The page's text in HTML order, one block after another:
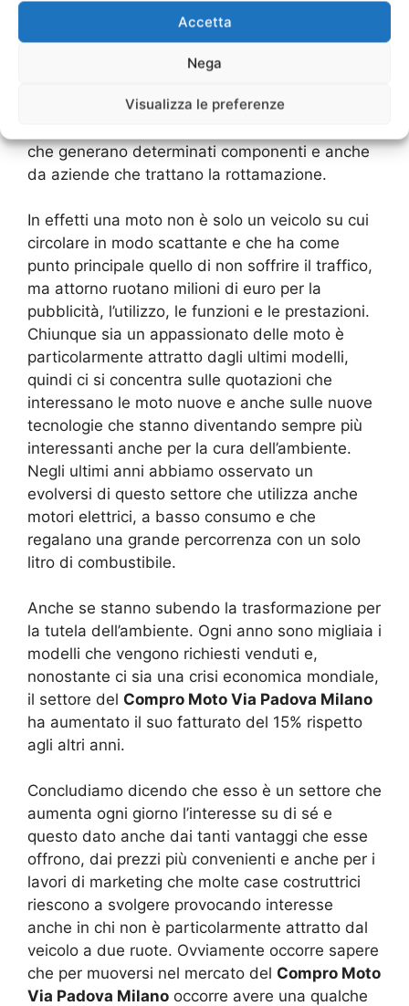
Accetta
Nega
Visualizza le preferenze
nuove – Compro Moto Via
incidentate –
settore viene seguito da aziende, privati,
che generano determinati componenti e anche
da aziende che trattano la rottamazione.
In effetti una moto non è solo un veicolo su cui
circolare in modo scattante e che ha come
punto principale quello di non soffrire il traffico,
ma attorno ruotano milioni di euro per la
pubblicità, l’utilizzo, le funzioni e le prestazioni.
Chiunque sia un appassionato delle moto è
particolarmente attratto dagli ultimi modelli,
quindi ci si concentra sulle quotazioni che
interessano le moto nuove e anche sulle nuove
tecnologie che stanno diventando sempre più
interessanti anche per la cura dell’ambiente.
Negli ultimi anni abbiamo osservato un
evolversi di questo settore che utilizza anche
motori elettrici, a basso consumo e che
regalano una grande percorrenza con un solo
litro di combustibile.
Anche se stanno subendo la trasformazione per
la tutela dell’ambiente. Ogni anno sono migliaia i
modelli che vengono richiesti venduti e,
nonostante ci sia una crisi economica mondiale,
il settore del Compro Moto Via Padova Milano
ha aumentato il suo fatturato del 15% rispetto
agli altri anni.
Concludiamo dicendo che esso è un settore che
aumenta ogni giorno l’interesse su di sé e
questo dato anche dai tanti vantaggi che esse
offrono, dai prezzi più convenienti e anche per i
lavori di marketing che molte case costruttrici
riescono a svolgere provocando interesse
anche in chi non è particolarmente attratto dal
veicolo a due ruote. Ovviamente occorre sapere
che per muoversi nel mercato del Compro Moto
Via Padova Milano occorre avere una qualche